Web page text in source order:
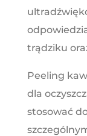
trądziku
Peeling
dla
stosować